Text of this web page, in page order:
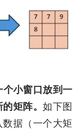
小窗口放到一
矩阵。 如下图
据（一个大矩